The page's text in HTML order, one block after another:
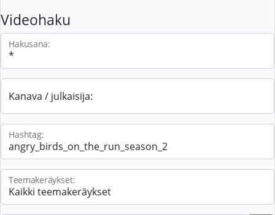
Videohaku
Hakusana:
Kanava / julkaisija:
Hashtag:
Teemakeräykset: